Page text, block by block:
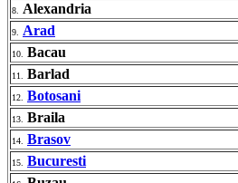
8. Alexandria
9. Arad
10. Bacau
11. Barlad
12. Botosani
13. Braila
14. Brasov
15. Bucuresti